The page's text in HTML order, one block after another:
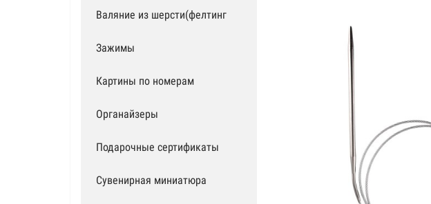
Валяние из шерсти(фелтинг)
Зажимы
Картины по номерам
Органайзеры
Подарочные сертификаты
Сувенирная миниатюра